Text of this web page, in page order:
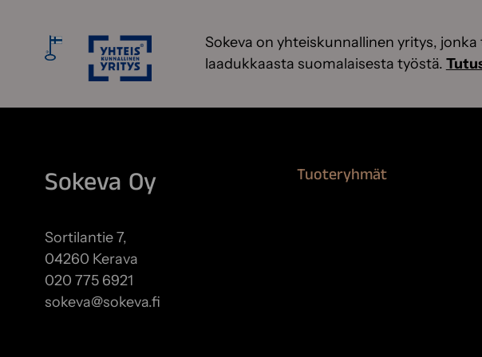
Sokeva on yhteiskunnallinen yritys,
laadukkaasta suomalaisesta työstä.
Sokeva Oy
Sortilantie 7,
04260 Kerava
020 775 6921
sokeva@sokeva.fi
Tuoteryhmät